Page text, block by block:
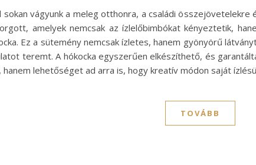
vágyunk a meleg otthonra, a családi összejövetelekre
amelyek nemcsak az ízlelőbimbókat kényeztetik,
Ez a sütemény nemcsak ízletes, hanem gyönyörű
teremt. A hókocka egyszerűen elkészíthető, és
lehetőséget ad arra is, hogy kreatív módon saját
TOVÁBB